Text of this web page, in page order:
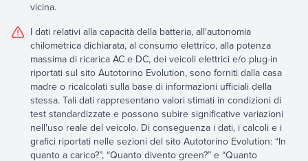
vicina.
I dati relativi alla capacità della batteria, all'autonomia
chilometrica dichiarata, al consumo elettrico, alla potenza
massima di ricarica AC e DC, dei veicoli elettrici e/o plug-in
riportati sul sito Autotorino Evolution, sono forniti dalla casa
madre o ricalcolati sulla base di informazioni ufficiali della
stessa. Tali dati rappresentano valori stimati in condizioni di
test standardizzate e possono subire significative variazioni
nell'uso reale del veicolo. Di conseguenza i dati, i calcoli e i
grafici riportati nelle sezioni del sito Autotorino Evolution: “In
quanto a carico?”, “Quanto divento green?” e “Quanto